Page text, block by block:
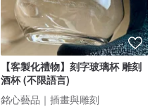
【客製化禮物】刻字玻璃杯 雕刻
酒杯 (不限語言)
銘心藝品｜插畫與雕刻